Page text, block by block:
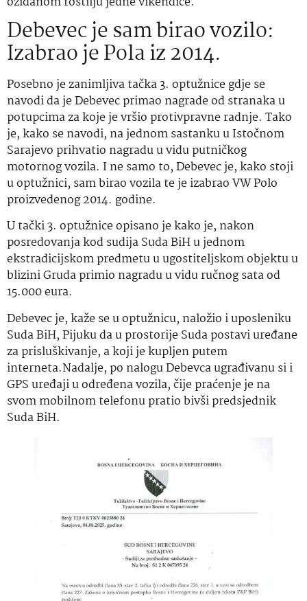
Debevec je sam birao vozilo:
Izabrao je Pola iz 2014.
Posebno je zanimljiva tačka 3. optužnice gdje se
navodi da je Debevec primao nagrade od stranaka u
potupcima za koje je vršio protivpravne radnje. Tako
je, kako se navodi, na jednom sastanku u Istočnom
Sarajevo prihvatio nagradu u vidu putničkog
motornog vozila. I ne samo to, Debevec je, kako stoji
u optužnici, sam birao vozila te je izabrao VW Polo
proizvedenog 2014. godine.
U tački 3. optužnice opisano je kako je, nakon
posredovanja kod sudija Suda BiH u jednom
ekstradicijskom predmetu u ugostiteljskom objektu u
blizini Gruda primio nagradu u vidu ručnog sata od
15.000 eura.
Debevec je, kaže se u optužnicu, naložio i uposleniku
Suda BiH, Pijuku da u prostorije Suda postavi uređane
za prisluškivanje, a koji je kupljen putem
interneta.Nadalje, po nalogu Debevca ugrađivanu si i
GPS uređaji u određena vozila, čije praćenje je na
svom mobilnom telefonu pratio bivši predsjednik
Suda BiH.